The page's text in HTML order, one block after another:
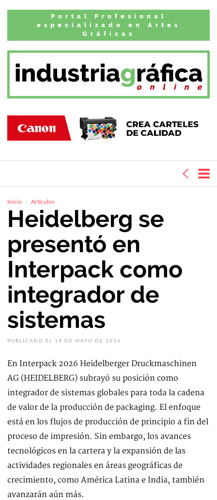
Portal Profesional
especializado en Artes
Gráficas
Inicio Artículos
Heidelberg se
presentó en
Interpack como
integrador de
sistemas
PUBLICADO EL 19 DE MAYO DE 2026
En Interpack 2026 Heidelberger Druckmaschinen
AG (HEIDELBERG) subrayó su posición como
integrador de sistemas globales para toda la cadena
de valor de la producción de packaging. El enfoque
está en los flujos de producción de principio a fin del
proceso de impresión. Sin embargo, los avances
tecnológicos en la cartera y la expansión de las
actividades regionales en áreas geográficas de
crecimiento, como América Latina e India, también
avanzarán aún más.